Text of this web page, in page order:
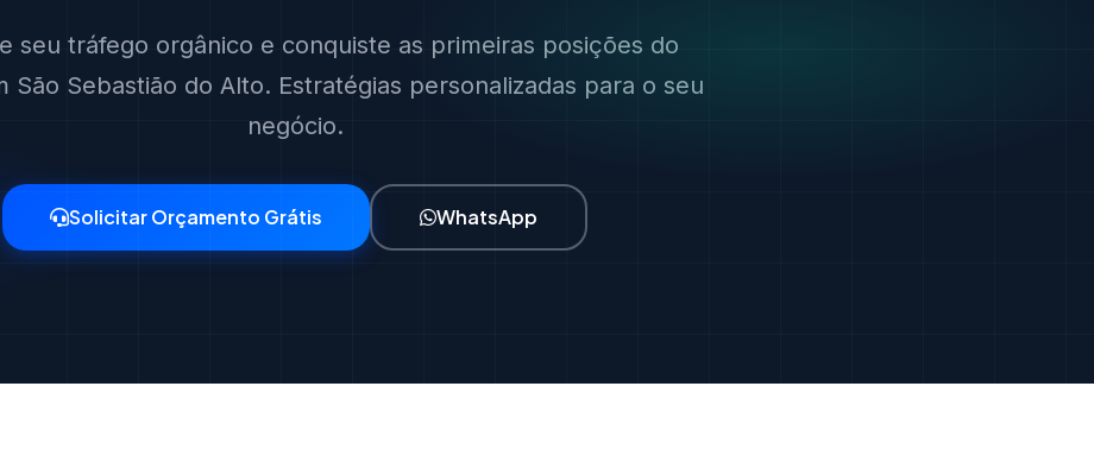
seu tráfego orgânico e conquiste as primeiras posições do
São Sebastião do Alto. Estratégias personalizadas para o seu
negócio.
Solicitar Orçamento Grátis WhatsApp